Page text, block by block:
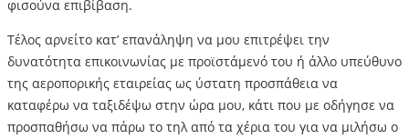
φισούνα επιβίβαση.
Τέλος αρνείτο κατ’ επανάληψη να μου επιτρέψει την
δυνατότητα επικοινωνίας με προϊστάμενό του ή άλλο υπεύθυνο
της αεροπορικής εταιρείας ως ύστατη προσπάθεια να
καταφέρω να ταξιδέψω στην ώρα μου, κάτι που με οδήγησε να
προσπαθήσω να πάρω το τηλ από τα χέρια του για να μιλήσω ο